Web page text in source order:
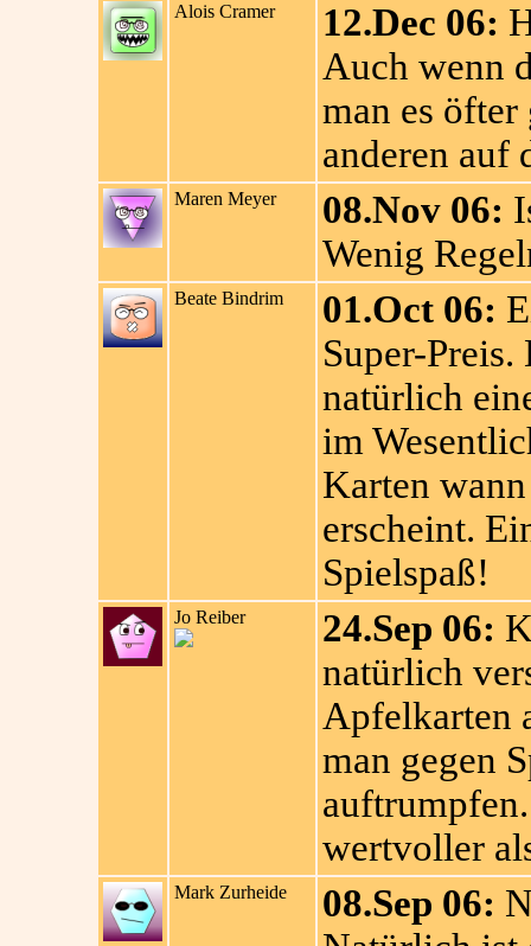
Alois Cramer 12.Dec 06:
Auch wenn
man es öfter
anderen auf
Maren Meyer 08.Nov 06:
Wenig
Beate Bindrim 01.Oct 06:
Super-
natürlich
im
Karten
erscheint.
Spielspaß!
Jo Reiber 24.Sep 06:
natürlich
Apfelkarten
man gegen
wertvoller
Mark Zurheide 08.Sep 06: